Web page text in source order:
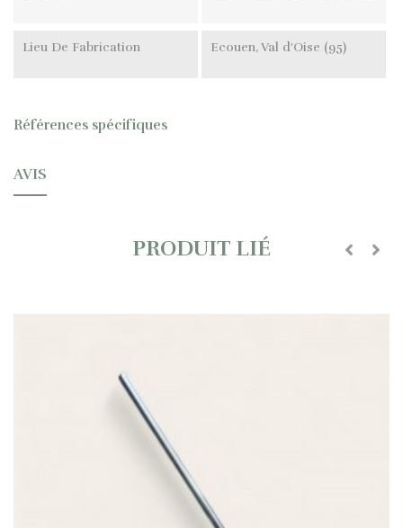
Lieu De Fabrication Ecouen, Val d'Oise (95)
Références spécifiques
AVIS
PRODUIT LIÉ